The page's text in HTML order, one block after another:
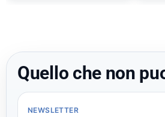
Quello che non
NEWSLETTER